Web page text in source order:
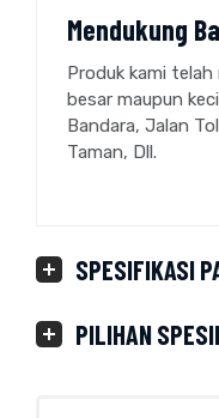
Mendukung
Produk kami
besar maupun
Bandara, Jalan
Taman, Dll.
SPESIFIKASI
PILIHAN